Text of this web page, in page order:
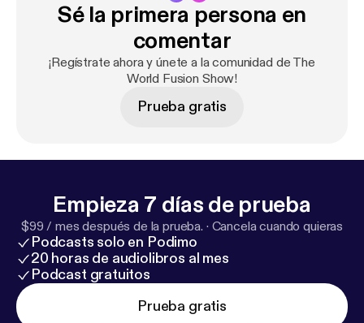
Sé la primera persona en
comentar
¡Regístrate ahora y únete a la comunidad de The
World Fusion Show!
Prueba gratis
Empieza 7 días de prueba
$99 / mes después de la prueba. · Cancela cuando quieras
Podcasts solo en Podimo
20 horas de audiolibros al mes
Podcast gratuitos
Prueba gratis